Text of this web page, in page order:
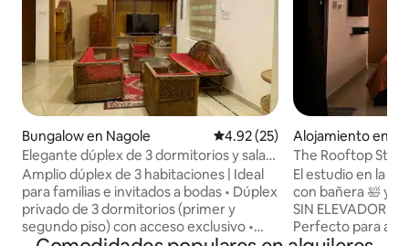
Bungalow en Nagole Calificación promedio: 4.92 de
4.92 (25)
Elegante dúplex de 3 dormitorios y sala
de estar•Familiar•Cerca del metro
•Estancia para bodas
Amplio dúplex de 3 habitaciones | Ideal
para familias e invitados a bodas • Dúplex
privado de 3 dormitorios (primer y
segundo piso) con acceso exclusivo •
Alojamiento en
ram
The Rooftop
El estudio en la azotea
con bañera 🛀 y balcón
SIN ELEVADOR En una zona residencial.
Perfecto para